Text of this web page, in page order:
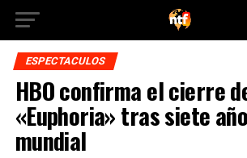
ESPECTACULOS
HBO confirma el cierre
«Euphoria» tras siete
mundial